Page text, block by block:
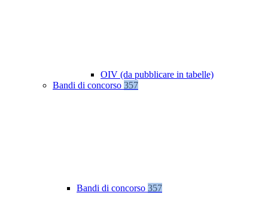
OIV (da pubblicare in tabelle)
Bandi di concorso 357
Bandi di concorso 357